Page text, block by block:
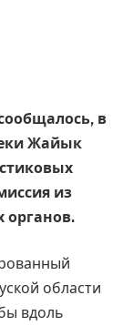
в
Жайык
из
органов.
области
вдоль